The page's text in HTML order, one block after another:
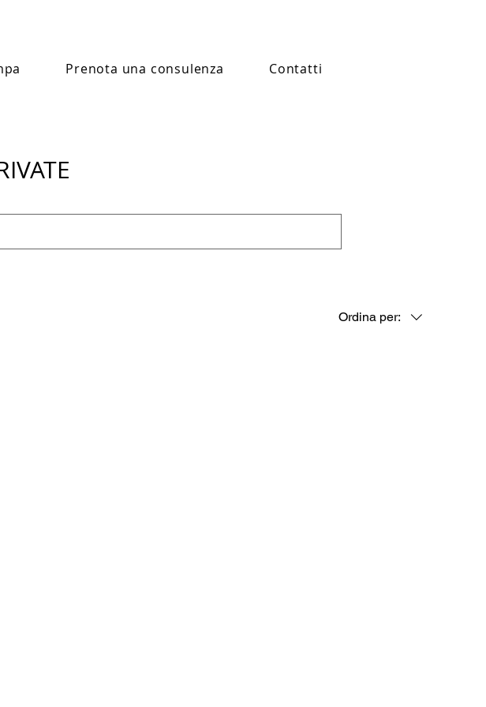
Prenota una consulenza Contatti
Ordina per: